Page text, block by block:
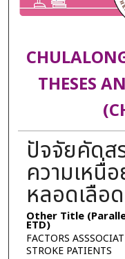
THESES
ปัจจัยคัด
ความเหนื่
หลอดเลือ
Other Title
ETD)
FACTORS
STROKE PATIENTS